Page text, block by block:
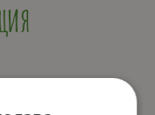
пeceн, ĸaтo